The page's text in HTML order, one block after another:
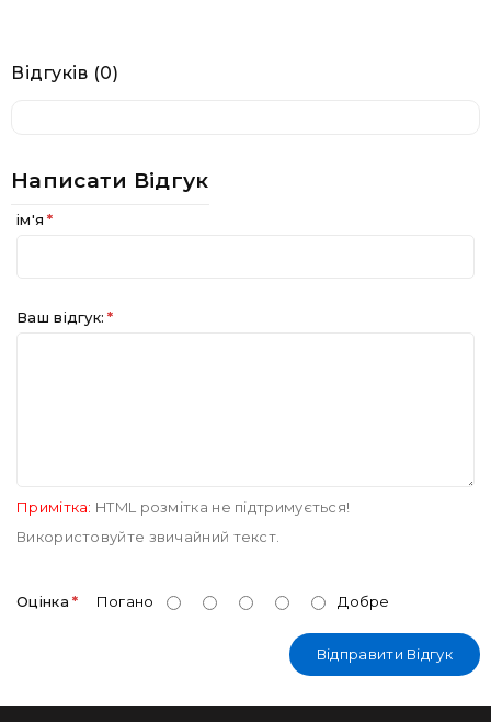
Відгуків (0)
Написати Відгук
ім'я
Ваш відгук:
Примітка: HTML розмітка не підтримується!
Використовуйте звичайний текст.
Оцінка Погано Добре
Відправити Відгук